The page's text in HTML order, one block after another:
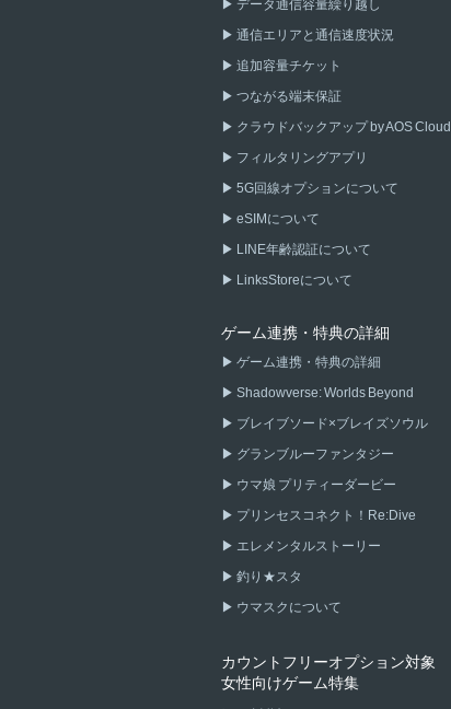
データ通信容量繰り越し
通信エリアと通信速度状況
追加容量チケット
つながる端末保証
クラウドバックアップ by AOS Cloud
フィルタリングアプリ
5G回線オプションについて
eSIMについて
LINE年齢認証について
LinksStoreについて
ゲーム連携・特典の詳細
ゲーム連携・特典の詳細
Shadowverse: Worlds Beyond
ブレイブソード×ブレイズソウル
グランブルーファンタジー
ウマ娘 プリティーダービー
プリンセスコネクト！Re:Dive
エレメンタルストーリー
釣り★スタ
ウマスクについて
カウントフリーオプション対象
女性向けゲーム特集